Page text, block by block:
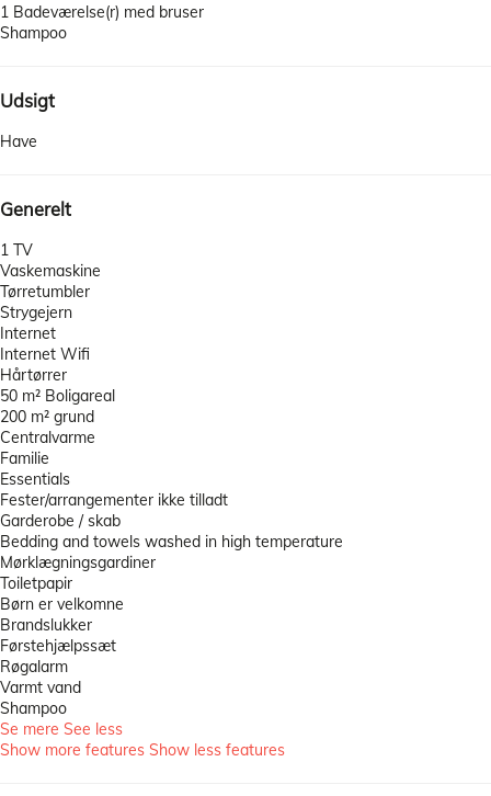
1 Badeværelse(r) med bruser
Shampoo
Udsigt
Have
Generelt
1 TV
Vaskemaskine
Tørretumbler
Strygejern
Internet
Internet Wifi
Hårtørrer
50 m² Boligareal
200 m² grund
Centralvarme
Familie
Essentials
Fester/arrangementer ikke tilladt
Garderobe / skab
Bedding and towels washed in high temperature
Mørklægningsgardiner
Toiletpapir
Børn er velkomne
Brandslukker
Førstehjælpssæt
Røgalarm
Varmt vand
Shampoo
Se mere See less
Show more features Show less features